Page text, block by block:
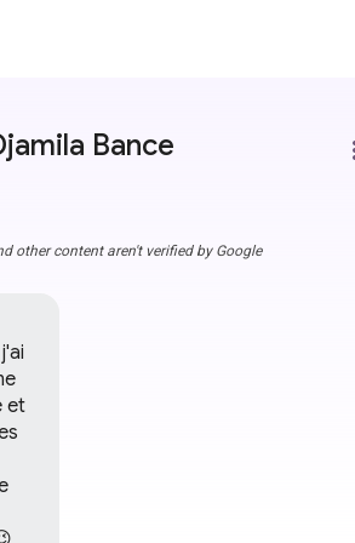
Bance
other content aren't verified by Google
et